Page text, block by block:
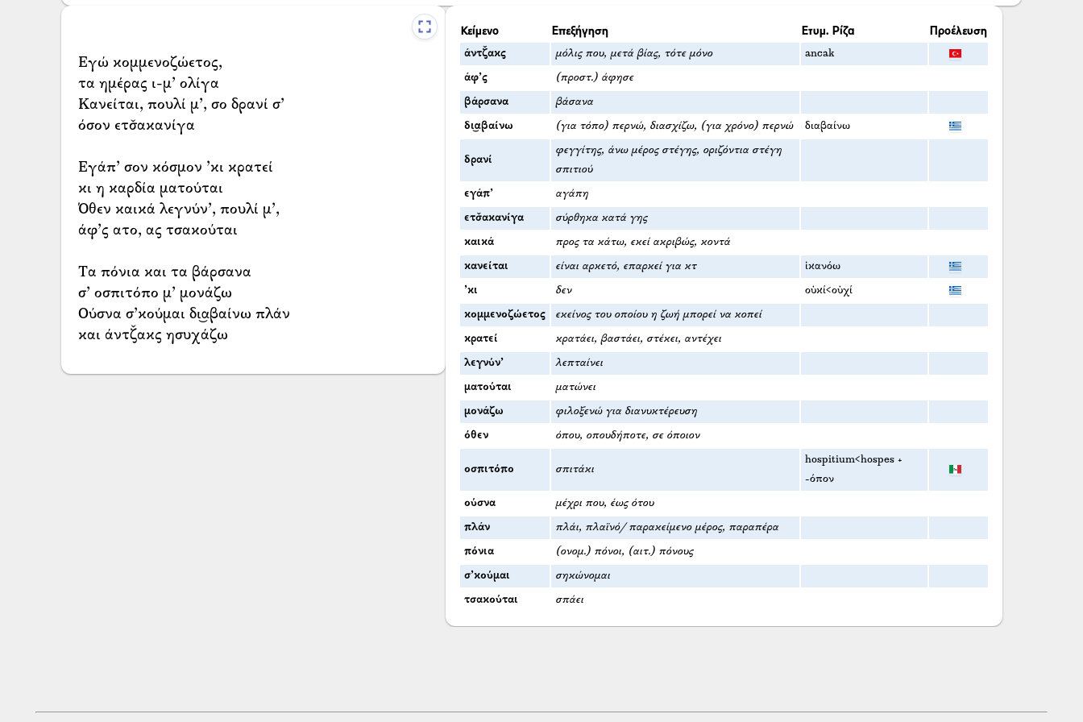
Εγώ κομμενοζώετος,
τα ημέρας ι-μ’ ολίγα
Κανείται, πουλί μ’, σο δρανί σ’
όσον ετσ̌ακανίγα
Εγάπ’ σον κόσμον ’κι κρατεί
κι η καρδία ματούται
Όθεν καικά λεγνύν’, πουλί μ’,
άφ’ς ατο, ας τσακούται
Τα πόνια και τα βάρσανα
σ’ οσπιτόπο μ’ μονάζω
Ούσνα σ’κούμαι δι͜αβαίνω πλάν
και άντζ̌ακς ησυχάζω
Κείμενο Επεξήγηση Ετυμ. Ρίζα Προέλευση
άντζ̌ακς μόλις που, μετά βίας, τότε μόνο ancak
άφ’ς (προστ.) άφησε
βάρσανα βάσανα
δι͜αβαίνω (για τόπο) περνώ, διασχίζω, (για χρόνο) περνώ διαβαίνω
δρανί
φεγγίτης, άνω μέρος στέγης, οριζόντια στέγη
σπιτιού
εγάπ’ αγάπη
ετσ̌ακανίγα σύρθηκα κατά γης
καικά προς τα κάτω, εκεί ακριβώς, κοντά
κανείται είναι αρκετό, επαρκεί για κτ ἱκανόω
’κι δεν οὐκί<οὐχί
κομμενοζώετος εκείνος του οποίου η ζωή μπορεί να κοπεί
κρατεί κρατάει, βαστάει, στέκει, αντέχει
λεγνύν’ λεπταίνει
ματούται ματώνει
μονάζω φιλοξενώ για διανυκτέρευση
όθεν όπου, οπουδήποτε, σε όποιον
οσπιτόπο σπιτάκι
hospitium<hospes +
-όπον
ούσνα μέχρι που, έως ότου
πλάν πλάι, πλαϊνό/ παρακείμενο μέρος, παραπέρα
πόνια (ονομ.) πόνοι, (αιτ.) πόνους
σ’κούμαι σηκώνομαι
τσακούται σπάει